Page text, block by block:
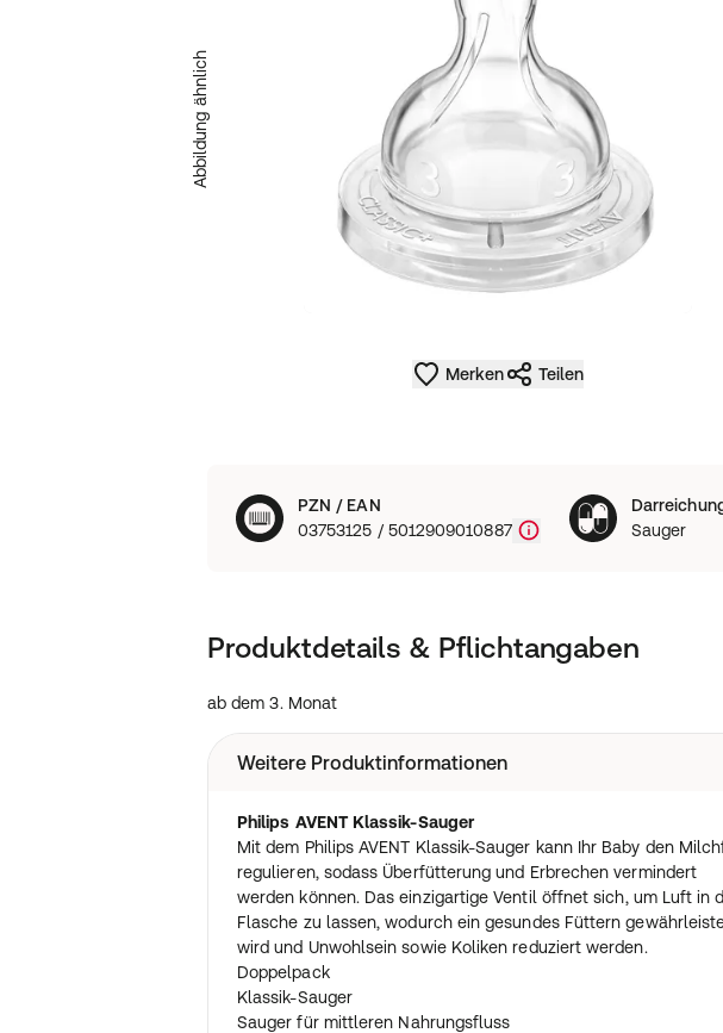
Abbildung ähnlich
Merken Teilen
PZN / EAN
03753125 / 5012909010887
Sauger
Produktdetails & Pflichtangaben
ab dem 3. Monat
Weitere Produktinformationen
Philips AVENT Klassik-Sauger
Mit dem Philips AVENT Klassik-Sauger kann Ihr Baby den
regulieren, sodass Überfütterung und Erbrechen vermindert
werden können. Das einzigartige Ventil öffnet sich, um Luft in
Flasche zu lassen, wodurch ein gesundes Füttern
wird und Unwohlsein sowie Koliken reduziert werden.
Doppelpack
Klassik-Sauger
Sauger für mittleren Nahrungsfluss